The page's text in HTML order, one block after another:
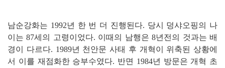
남순강화는 1992년 한 번 더 진행된다. 당시 덩샤오핑의 나
이는 87세의 고령이었다. 이때의 남행은 8년전의 것과는 배
경이 다르다. 1989년 천안문 사태 후 개혁이 위축된 상황에
서 이를 재점화한 승부수였다. 반면 1984년 방문은 개혁 초